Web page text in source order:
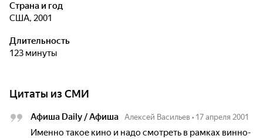
Страна и год
США, 2001
Длительность
123 минуты
Цитаты из СМИ
Афиша Daily / Афиша Алексей Васильев • 17 апреля 2001
Именно такое кино и надо смотреть в рамках винно-